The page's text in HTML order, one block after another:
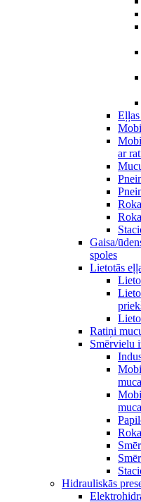
ar
Gaisa/
spoles
Lietotās
Ratiņi
Smērvielu
Hidrauliskās